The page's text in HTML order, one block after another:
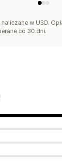
w USD.
co 30 dni.